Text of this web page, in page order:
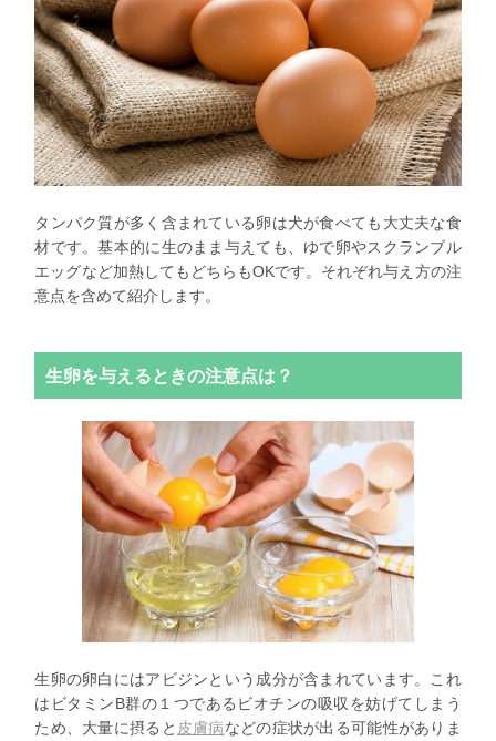
タンパク質が多く含まれている卵は犬が食べても大丈夫な食
材です。基本的に生のまま与えても、ゆで卵やスクランブル
エッグなど加熱してもどちらもOKです。それぞれ与え方の注
意点を含めて紹介します。
生卵を与えるときの注意点は？
生卵の卵白にはアビジンという成分が含まれています。これ
はビタミンB群の１つであるビオチンの吸収を妨げてしまう
ため、大量に摂ると 皮膚病などの症状が出る可能性がありま